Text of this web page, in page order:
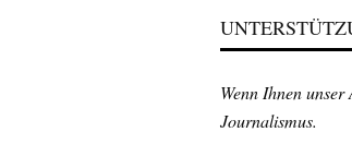
Wenn Ihnen
Journalismus.